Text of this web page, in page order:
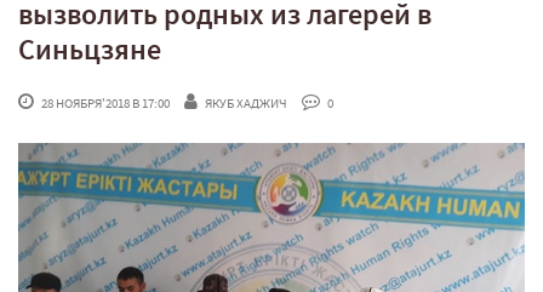
вызволить родных из лагерей в
Синьцзяне
28 НОЯБРЯ'2018 В 17:00 ЯКУБ ХАДЖИЧ 0